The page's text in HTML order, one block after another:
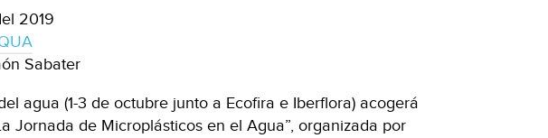
2019
Sabater
agua (1-3 de octubre junto a Ecofira e Iberflora) acogerá
Jornada de Microplásticos en el Agua”, organizada por